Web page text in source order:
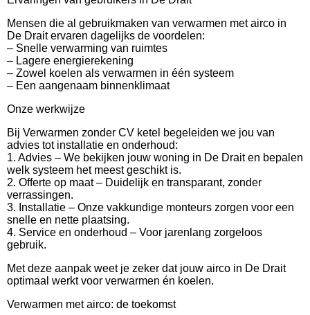
Mensen die al gebruikmaken van verwarmen met airco in
De Drait ervaren dagelijks de voordelen:
– Snelle verwarming van ruimtes
– Lagere energierekening
– Zowel koelen als verwarmen in één systeem
– Een aangenaam binnenklimaat
Onze werkwijze
Bij Verwarmen zonder CV ketel begeleiden we jou van
advies tot installatie en onderhoud:
1. Advies – We bekijken jouw woning in De Drait en bepalen
welk systeem het meest geschikt is.
2. Offerte op maat – Duidelijk en transparant, zonder
verrassingen.
3. Installatie – Onze vakkundige monteurs zorgen voor een
snelle en nette plaatsing.
4. Service en onderhoud – Voor jarenlang zorgeloos
gebruik.
Met deze aanpak weet je zeker dat jouw airco in De Drait
optimaal werkt voor verwarmen én koelen.
Verwarmen met airco: de toekomst